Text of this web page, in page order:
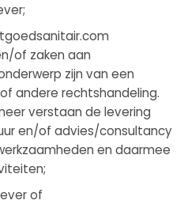
of zaken aan
zijn van een
andere rechtshandeling.
verstaan de levering
en/of advies/consultancy
en daarmee
of